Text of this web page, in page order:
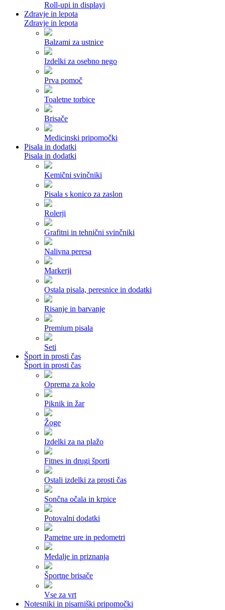
Roll-upi in displayi
Zdravje in lepota
Zdravje in lepota
Balzami za ustnice
Izdelki za osebno nego
Prva pomoč
Toaletne torbice
Brisače
Medicinski pripomočki
Pisala in dodatki
Pisala in dodatki
Kemični svinčniki
Pisala s konico za zaslon
Rolerji
Grafitni in tehnični svinčniki
Nalivna peresa
Markerji
Ostala pisala, peresnice in dodatki
Risanje in barvanje
Premium pisala
Seti
Šport in prosti čas
Šport in prosti čas
Oprema za kolo
Piknik in žar
Žoge
Izdelki za na plažo
Fitnes in drugi športi
Ostali izdelki za prosti čas
Sončna očala in krpice
Potovalni dodatki
Pametne ure in pedometri
Medalje in priznanja
Športne brisače
Vse za vrt
Notesniki in pisarniški pripomočki